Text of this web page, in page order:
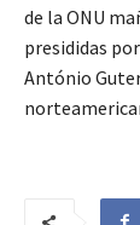
de la ONU
presididas
António